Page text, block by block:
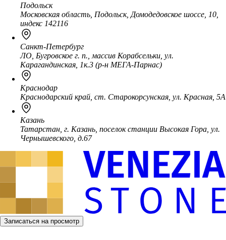
Подольск
Московская область, Подольск, Домодедовское шоссе, 10,
индекс 142116
Санкт-Петербург
ЛО, Бугровское г. п., массив Корабсельки, ул.
Карагандинская, 1к.3 (р-н МЕГА-Парнас)
Краснодар
Краснодарский край, ст. Старокорсунская, ул. Красная, 5А
Казань
Татарстан, г. Казань, поселок станции Высокая Гора, ул.
Чернышевского, д.67
Записаться на просмотр